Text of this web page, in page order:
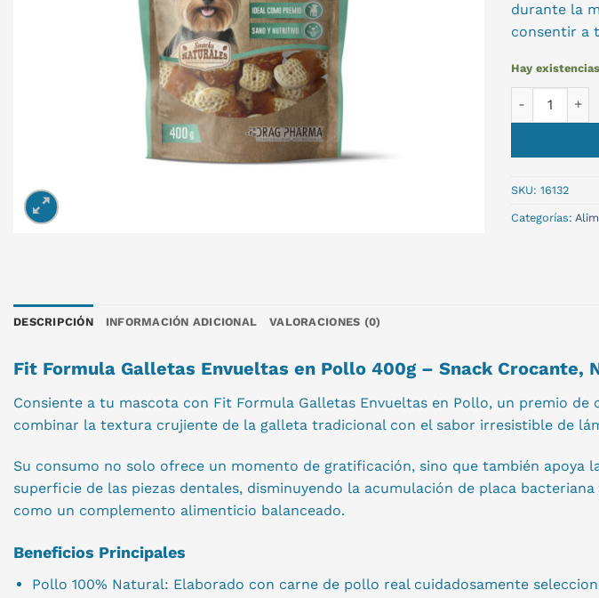
durante la
consentir a
Hay existencias
SKU: 16132
Categorías:
DESCRIPCIÓN INFORMACIÓN ADICIONAL VALORACIONES (0)
Fit Formula Galletas Envueltas en Pollo 400g – Snack Crocante,
Consiente a tu mascota con Fit Formula Galletas Envueltas en Pollo, un premio
combinar la textura crujiente de la galleta tradicional con el sabor irresistible de
Su consumo no solo ofrece un momento de gratificación, sino que también
superficie de las piezas dentales, disminuyendo la acumulación de placa
como un complemento alimenticio balanceado.
Beneficios Principales
Pollo 100% Natural: Elaborado con carne de pollo real cuidadosamente